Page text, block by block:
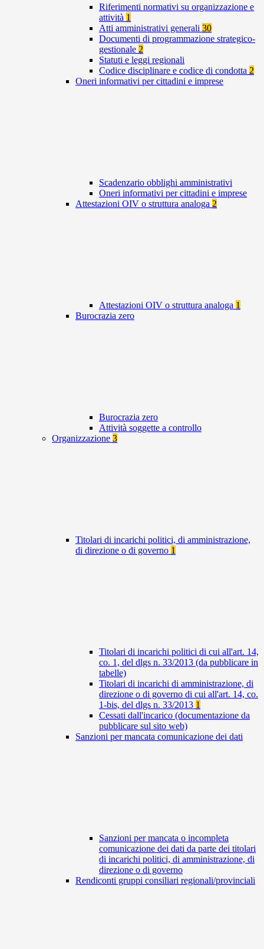
Riferimenti normativi su organizzazione e
attività 1
Atti amministrativi generali 30
Documenti di programmazione strategico-
gestionale 2
Statuti e leggi regionali
Codice disciplinare e codice di condotta 2
Oneri informativi per cittadini e imprese
Scadenzario obblighi amministrativi
Oneri informativi per cittadini e imprese
Attestazioni OIV o struttura analoga 2
Attestazioni OIV o struttura analoga 1
Burocrazia zero
Burocrazia zero
Attività soggette a controllo
Organizzazione 3
Titolari di incarichi politici, di amministrazione,
di direzione o di governo 1
Titolari di incarichi politici di cui all'art. 14,
co. 1, del dlgs n. 33/2013 (da pubblicare in
tabelle)
Titolari di incarichi di amministrazione, di
direzione o di governo di cui all'art. 14, co.
1-bis, del dlgs n. 33/2013 1
Cessati dall'incarico (documentazione da
pubblicare sul sito web)
Sanzioni per mancata comunicazione dei dati
Sanzioni per mancata o incompleta
comunicazione dei dati da parte dei titolari
di incarichi politici, di amministrazione, di
direzione o di governo
Rendiconti gruppi consiliari regionali/provinciali